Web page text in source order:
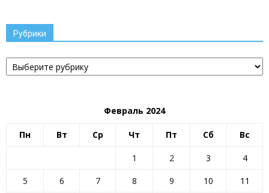
Рубрики
Рубрики
Февраль 2024
Пн Вт Ср Чт Пт Сб Вс
1 2 3
4
5
6 7 8 9 10
11